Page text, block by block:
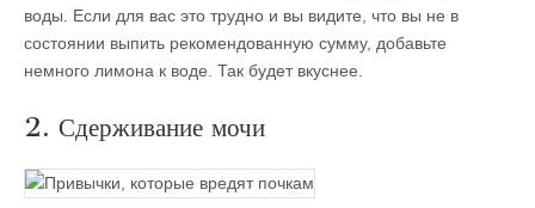
воды. Если для вас это трудно и вы видите, что вы не в
состоянии выпить рекомендованную сумму, добавьте
немного лимона к воде. Так будет вкуснее.
2. Сдерживание мочи